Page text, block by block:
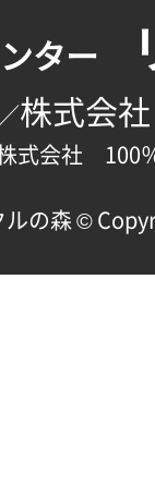
ター
株式会
式会社 100
ルの森 ©